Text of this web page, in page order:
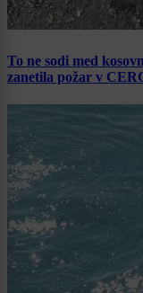
To ne sodi med
zanetila požar v